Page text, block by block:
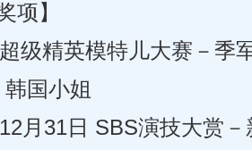
】
精英模特儿大赛－季
国小姐
31日 SBS演技大赏－